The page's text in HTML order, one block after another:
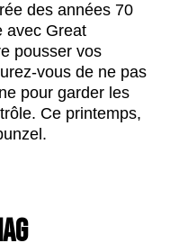
des années 70
avec Great
pousser vos
vous de ne pas
pour garder les
Ce printemps,